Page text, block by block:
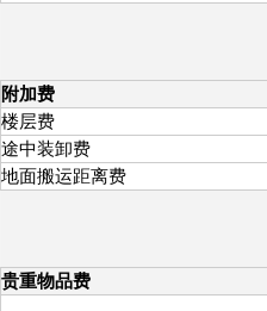
附加费
楼层费
途中装卸费
地面搬运距离费
贵重物品费